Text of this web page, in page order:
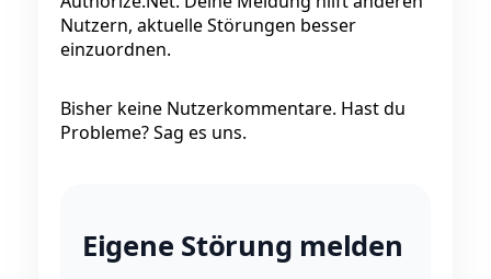
Nutzern, aktuelle Störungen besser
einzuordnen.
Bisher keine Nutzerkommentare. Hast du
Probleme? Sag es uns.
Eigene Störung melden